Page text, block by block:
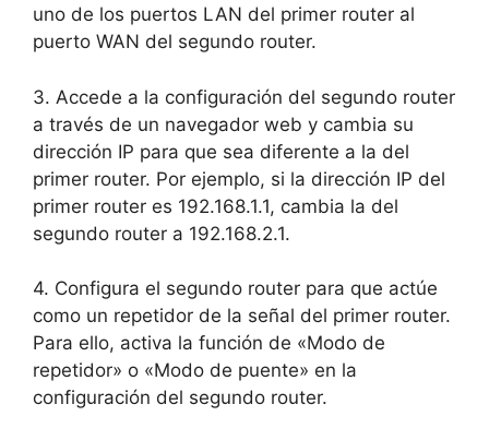
uno de los puertos LAN del primer router al
puerto WAN del segundo router.
3. Accede a la configuración del segundo router
a través de un navegador web y cambia su
dirección IP para que sea diferente a la del
primer router. Por ejemplo, si la dirección IP del
primer router es 192.168.1.1, cambia la del
segundo router a 192.168.2.1.
4. Configura el segundo router para que actúe
como un repetidor de la señal del primer router.
Para ello, activa la función de «Modo de
repetidor» o «Modo de puente» en la
configuración del segundo router.